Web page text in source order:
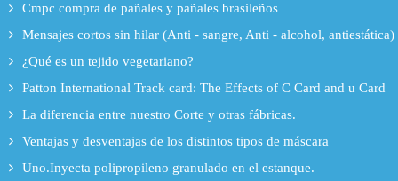
Cmpc compra de pañales y pañales brasileños
Mensajes cortos sin hilar (Anti - sangre, Anti - alcohol, antiestática)
¿Qué es un tejido vegetariano?
Patton International Track card: The Effects of C Card and u Card
La diferencia entre nuestro Corte y otras fábricas.
Ventajas y desventajas de los distintos tipos de máscara
Uno.Inyecta polipropileno granulado en el estanque.